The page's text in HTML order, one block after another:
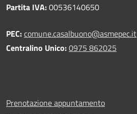
Partita IVA:00536140650
PEC:comune.casalbuono@asmepec.it
Centralino Unico:0975 862025
Prenotazione appuntamento